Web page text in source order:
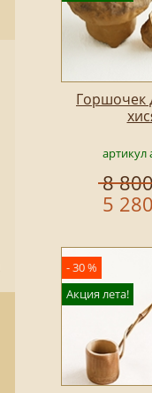
Горшочек
артикул
8
5
- 30 %
Акция лета!